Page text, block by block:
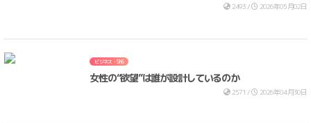
2493 / 2026年05月02日
ビジネス・SNS
女性の“欲望”は誰が設計しているのか
2571 / 2026年04月30日